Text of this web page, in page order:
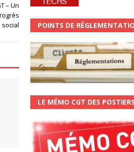
– Un
social
POINTS DE
LE MÉMO CGT DES